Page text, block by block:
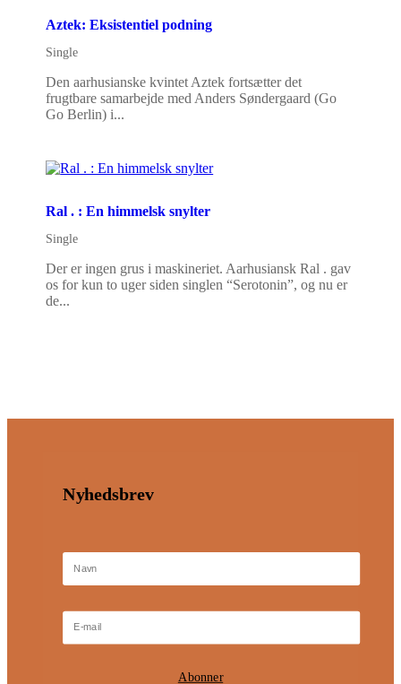
Aztek: Eksistentiel podning
Single
Den aarhusianske kvintet Aztek fortsætter det
frugtbare samarbejde med Anders Søndergaard (Go
Go Berlin) i...
Ral . : En himmelsk snylter
Single
Der er ingen grus i maskineriet. Aarhusiansk Ral . gav
os for kun to uger siden singlen “Serotonin”, og nu er
de...
Nyhedsbrev
Abonner